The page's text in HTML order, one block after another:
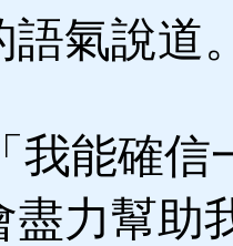
氣說道。
能確信
盡力幫助